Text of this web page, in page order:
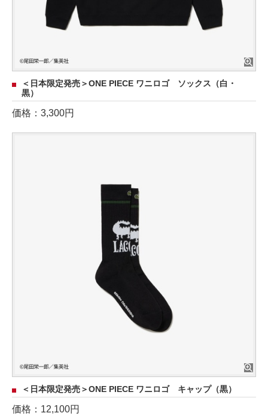
＜日本限定発売＞ONE PIECE ワニロゴ ソックス（白・
黒）
価格：3,300円
＜日本限定発売＞ONE PIECE ワニロゴ キャップ（黒）
価格：12,100円